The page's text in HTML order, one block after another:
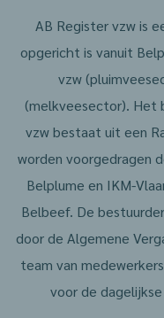
AB Register vzw is
opgericht is vanuit
vzw
(melkveesector). Het
vzw bestaat uit een
worden voorgedragen
Belplume en IKM-
Belbeef. De
door de Algemene
team van
voor de